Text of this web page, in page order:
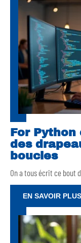
For
des
boucles
On a tous écrit ce bout
EN SAVOIR PLUS